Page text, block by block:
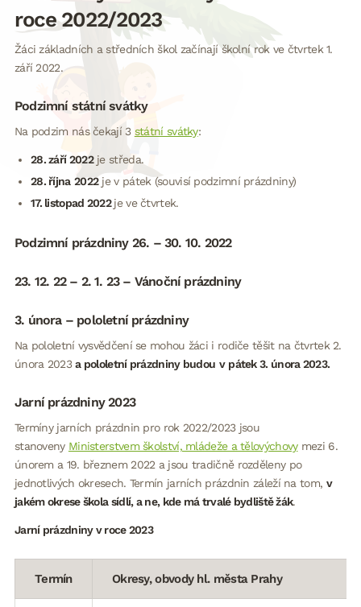
roce 2022/2023
Žáci základních a středních škol začínají školní rok ve čtvrtek 1.
září 2022.
Podzimní státní svátky
Na podzim nás čekají 3 státní svátky:
28. září 2022je středa.
28. října 2022je v pátek (souvisí podzimní prázdniny)
17. listopad 2022je ve čtvrtek.
Podzimní prázdniny 26. – 30. 10. 2022
23. 12. 22 – 2. 1. 23 – Vánoční prázdniny
3. února – pololetní prázdniny
Na pololetní vysvědčení se mohou žáci i rodiče těšit na čtvrtek 2.
února 2023a pololetní prázdniny budou v pátek 3. února 2023.
Jarní prázdniny 2023
Termíny jarních prázdnin pro rok 2022/2023 jsou
stanoveny Ministerstvem školství, mládeže a tělovýchovymezi 6.
únorem a 19. březnem 2022 a jsou tradičně rozděleny po
jednotlivých okresech. Termín jarních prázdnin záleží na tom, v
jakém okrese škola sídlí, a ne, kde má trvalé bydliště žák.
Jarní prázdniny v roce 2023
Termín Okresy, obvody hl. města Prahy